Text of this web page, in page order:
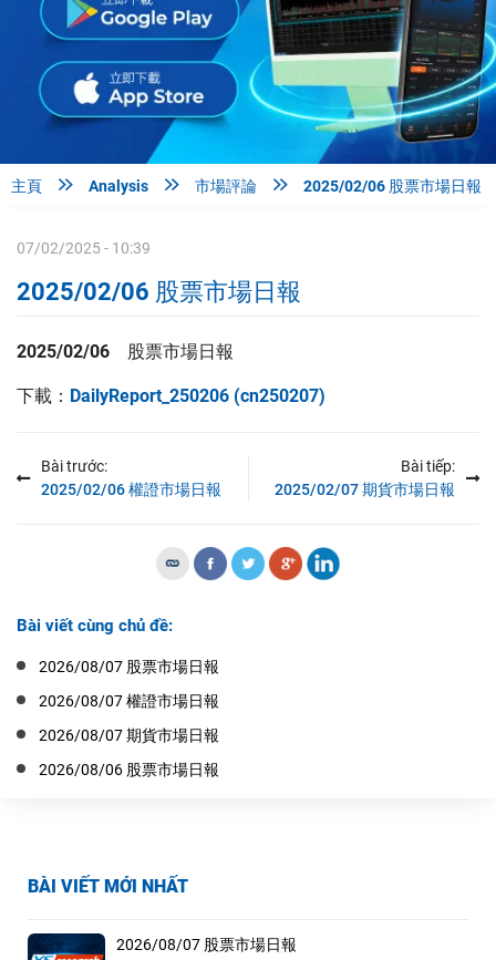
主頁  Analysis  市場評論  2025/02/06 股票市場日報
BÀI VIẾT MỚI NHẤT
2026/08/07 股票市場日報
07/02/2025 - 10:39
2025/02/06 股票市場日報
2025/02/06 股票市場日報
下載： DailyReport_250206 (cn250207)
Bài trước:
2025/02/06 權證市場日報
Bài tiếp:
2025/02/07 期貨市場日報
Bài viết cùng chủ đề:
2026/08/07 股票市場日報
2026/08/07 權證市場日報
2026/08/07 期貨市場日報
2026/08/06 股票市場日報